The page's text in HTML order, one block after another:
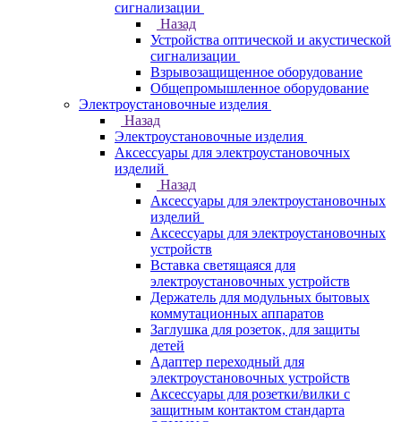
сигнализации
Назад
Устройства оптической и акустической
сигнализации
Взрывозащищенное оборудование
Общепромышленное оборудование
Электроустановочные изделия
Назад
Электроустановочные изделия
Аксессуары для электроустановочных
изделий
Назад
Аксессуары для электроустановочных
изделий
Аксессуары для электроустановочных
устройств
Вставка светящаяся для
электроустановочных устройств
Держатель для модульных бытовых
коммутационных аппаратов
Заглушка для розеток, для защиты
детей
Адаптер переходный для
электроустановочных устройств
Аксессуары для розетки/вилки с
защитным контактом стандарта